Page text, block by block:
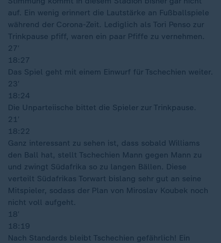
auf. Ein wenig erinnert die Lautstärke an Fußballspiele
während der Corona-Zeit. Lediglich als Tori Penso zur
Trinkpause pfiff, waren ein paar Pfiffe zu vernehmen.
27′
18:27
Das Spiel geht mit einem Einwurf für Tschechien weiter.
23′
18:24
Die Unparteiische bittet die Spieler zur Trinkpause.
21′
18:22
Ganz interessant zu sehen ist, dass sobald Williams
den Ball hat, stellt Tschechien Mann gegen Mann zu
und zwingt Südafrika so zu langen Bällen. Diese
verteilt Südafrikas Torwart bislang sehr gut an seine
Mitspieler, sodass der Plan von Miroslav Koubek noch
nicht voll aufgeht.
18′
18:19
Nach Standards bleibt Tschechien gefährlich! Ein